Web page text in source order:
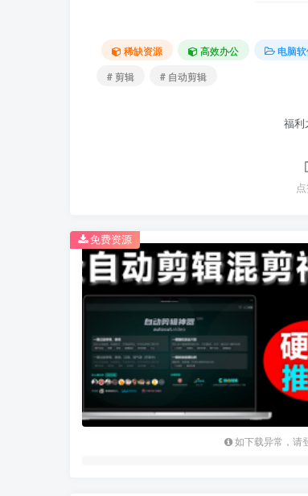
稀缺资源 高效办公
电脑
# 剪辑
# 自动剪辑
福利
如下载异常，请
免费资源